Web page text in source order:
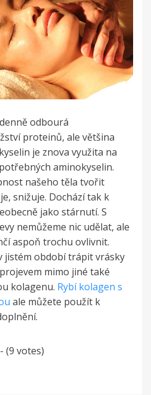
odbourá
proteinů, ale většina
je znova využita na
aminokyselin.
našeho těla tvořit
snižuje. Dochází tak k
jako stárnutí. S
nemůžeme nic udělat, ale
aspoň trochu ovlivnit.
jistém období trápit vrásky
mimo jiné také
kolagenu. Rybí kolagen s
ale můžete použít k
(9 votes)